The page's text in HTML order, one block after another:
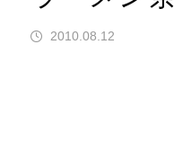
2010.08.12